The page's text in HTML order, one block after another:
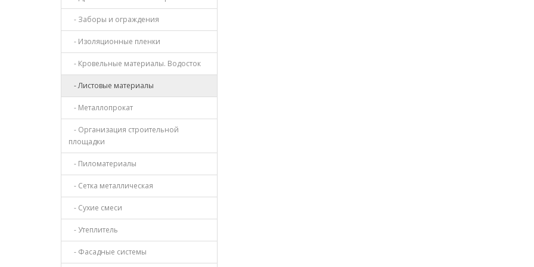
- Заборы и ограждения
- Изоляционные пленки
- Кровельные материалы. Водосток
- Листовые материалы
- Металлопрокат
- Организация строительной
площадки
- Пиломатериалы
- Сетка металлическая
- Сухие смеси
- Утеплитель
- Фасадные системы